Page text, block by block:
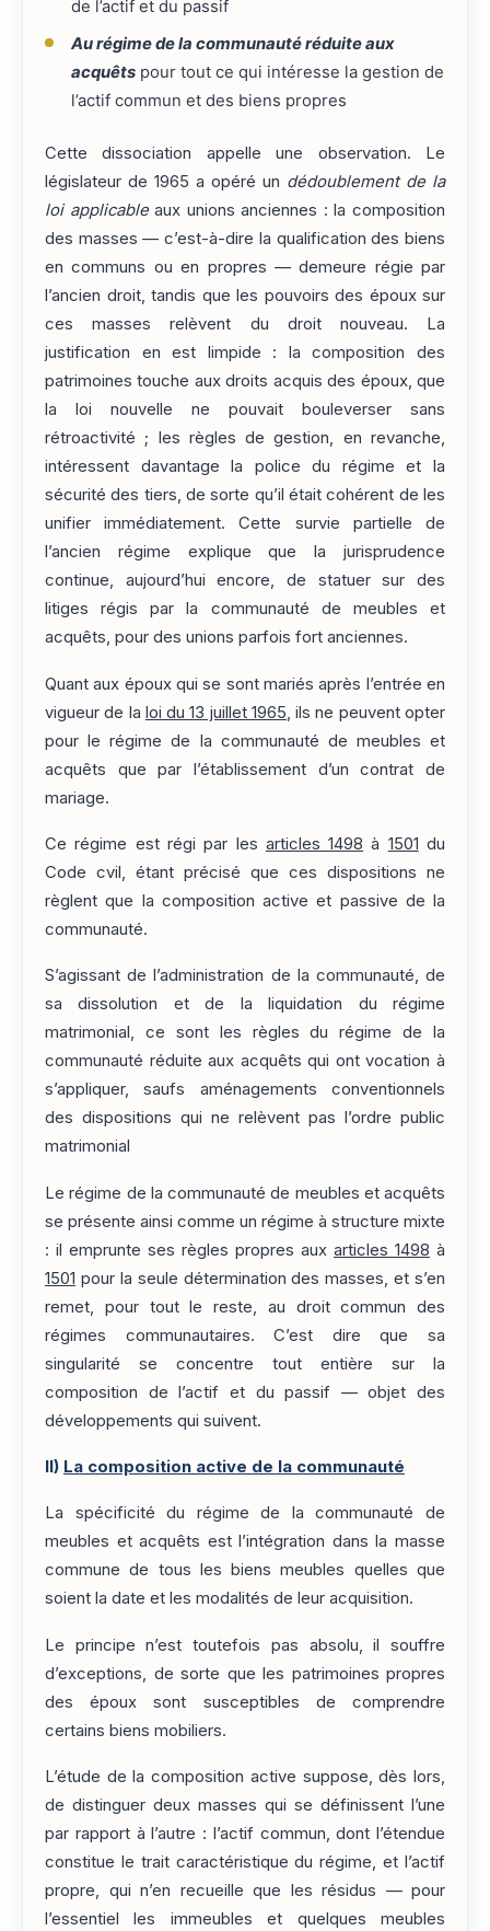
de l’actif et du passif
Au régime de la communauté réduite aux
acquêtspour tout ce qui intéresse la gestion de
l’actif commun et des biens propres
Cette dissociation appelle une observation. Le
législateur de 1965 a opéré un dédoublement de la
loi applicableaux unions anciennes : la composition
des masses — c’est-à-dire la qualification des biens
en communs ou en propres — demeure régie par
l’ancien droit, tandis que les pouvoirs des époux sur
ces masses relèvent du droit nouveau. La
justification en est limpide : la composition des
patrimoines touche aux droits acquis des époux, que
la loi nouvelle ne pouvait bouleverser sans
rétroactivité ; les règles de gestion, en revanche,
intéressent davantage la police du régime et la
sécurité des tiers, de sorte qu’il était cohérent de les
unifier immédiatement. Cette survie partielle de
l’ancien régime explique que la jurisprudence
continue, aujourd’hui encore, de statuer sur des
litiges régis par la communauté de meubles et
acquêts, pour des unions parfois fort anciennes.
Quant aux époux qui se sont mariés après l’entrée en
vigueur de la loi du 13 juillet 1965 , ils ne peuvent opter
pour le régime de la communauté de meubles et
acquêts que par l’établissement d’un contrat de
mariage.
Ce régime est régi par les articles 1498 à 1501 du
Code cvil, étant précisé que ces dispositions ne
règlent que la composition active et passive de la
communauté.
S’agissant de l’administration de la communauté, de
sa dissolution et de la liquidation du régime
matrimonial, ce sont les règles du régime de la
communauté réduite aux acquêts qui ont vocation à
s’appliquer, saufs aménagements conventionnels
des dispositions qui ne relèvent pas l’ordre public
matrimonial
Le régime de la communauté de meubles et acquêts
se présente ainsi comme un régime à structure mixte
: il emprunte ses règles propres aux articles 1498 à
1501 pour la seule détermination des masses, et s’en
remet, pour tout le reste, au droit commun des
régimes communautaires. C’est dire que sa
singularité se concentre tout entière sur la
composition de l’actif et du passif — objet des
développements qui suivent.
II) La composition active de la communauté
La spécificité du régime de la communauté de
meubles et acquêts est l’intégration dans la masse
commune de tous les biens meubles quelles que
soient la date et les modalités de leur acquisition.
Le principe n’est toutefois pas absolu, il souffre
d’exceptions, de sorte que les patrimoines propres
des époux sont susceptibles de comprendre
certains biens mobiliers.
L’étude de la composition active suppose, dès lors,
de distinguer deux masses qui se définissent l’une
par rapport à l’autre : l’actif commun, dont l’étendue
constitue le trait caractéristique du régime, et l’actif
propre, qui n’en recueille que les résidus — pour
l’essentiel les immeubles et quelques meubles